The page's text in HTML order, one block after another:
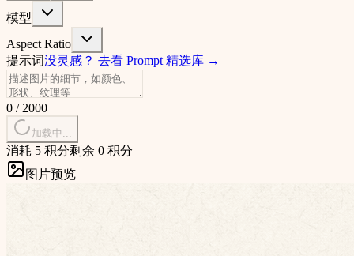
模型
Aspect Ratio
提示词没灵感？ 去看 Prompt 精选库 →
0 / 2000
加载中...
消耗 5 积分剩余 0 积分
图片预览